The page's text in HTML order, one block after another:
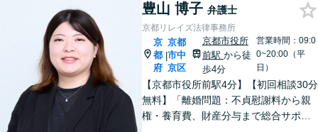
豊山 博子 弁護士
京都リレイズ法律事務所
京
都
府
|
京都
市中
京区
京都市役所
前駅 から徒
歩4分
営業時間：09:0
0~20:00（平
日）
【京都市役所前駅4分】【初回相談30分
無料】「離婚問題：不貞慰謝料から親
権・養育費、財産分与まで総合サポー